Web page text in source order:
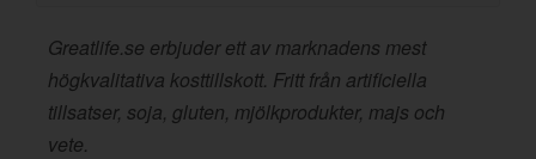
Greatlife.se erbjuder ett av marknadens mest
högkvalitativa kosttillskott. Fritt från artificiella
tillsatser, soja, gluten, mjölkprodukter, majs och
vete.